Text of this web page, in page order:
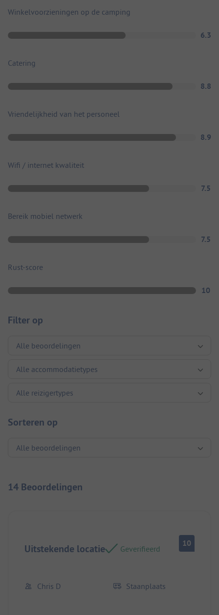
Winkelvoorzieningen op de camping
6.3
Catering
8.8
Vriendelijkheid van het personeel
8.9
Wifi / internet kwaliteit
7.5
Bereik mobiel netwerk
7.5
Rust-score
10
Filter op
Sorteren op
14 Beoordelingen
Uitstekende locatie Geverifieerd
10
Chris D Staanplaats